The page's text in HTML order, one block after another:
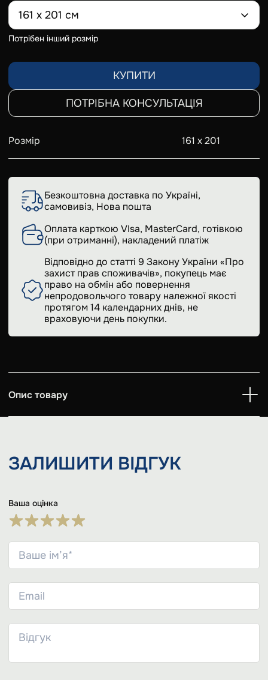
161 х 201 см
Потрібен інший розмір
КУПИТИ
ПОТРІБНА КОНСУЛЬТАЦІЯ
Розмір 161 х 201
Безкоштовна доставка по Україні,
самовивіз, Нова пошта
Оплата карткою VIsa, MasterCard, готівкою
(при отриманні), накладений платіж
Відповідно до статті 9 Закону України «Про
захист прав споживачів», покупець має
право на обмін або повернення
непродовольчого товару належної якості
протягом 14 календарних днів, не
враховуючи день покупки.
Опис товару
ЗАЛИШИТИ ВІДГУК
Ваша оцінка